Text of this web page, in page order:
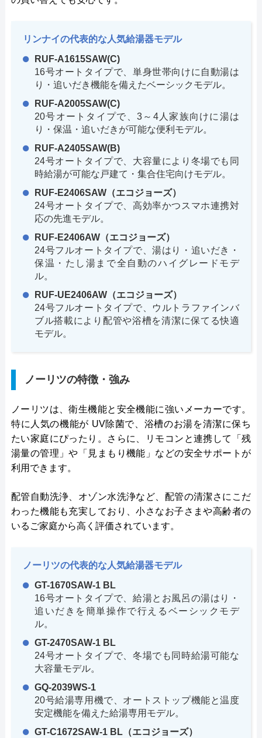
リンナイの代表的な人気給湯器モデル
RUF-A1615SAW(C)
16号オートタイプで、単身世帯向けに自動湯は
り・追いだき機能を備えたベーシックモデル。
RUF-A2005SAW(C)
20号オートタイプで、3～4人家族向けに湯は
り・保温・追いだきが可能な便利モデル。
RUF-A2405SAW(B)
24号オートタイプで、大容量により冬場でも同
時給湯が可能な戸建て・集合住宅向けモデル。
RUF-E2406SAW（エコジョーズ）
24号オートタイプで、高効率かつスマホ連携対
応の先進モデル。
RUF-E2406AW（エコジョーズ）
24号フルオートタイプで、湯はり・追いだき・
保温・たし湯まで全自動のハイグレードモデ
ル。
RUF-UE2406AW（エコジョーズ）
24号フルオートタイプで、ウルトラファインバ
ブル搭載により配管や浴槽を清潔に保てる快適
モデル。
ノーリツの特徴・強み
ノーリツは、衛生機能と安全機能に強いメーカーです。
特に人気の機能が UV除菌で、浴槽のお湯を清潔に保ち
たい家庭にぴったり。さらに、リモコンと連携して「残
湯量の管理」や「見まもり機能」などの安全サポートが
利用できます。
配管自動洗浄、オゾン水洗浄など、配管の清潔さにこだ
わった機能も充実しており、小さなお子さまや高齢者の
いるご家庭から高く評価されています。
ノーリツの代表的な人気給湯器モデル
GT-1670SAW-1 BL
16号オートタイプで、給湯とお風呂の湯はり・
追いだきを簡単操作で行えるベーシックモデ
ル。
GT-2470SAW-1 BL
24号オートタイプで、冬場でも同時給湯可能な
大容量モデル。
GQ-2039WS-1
20号給湯専用機で、オートストップ機能と温度
安定機能を備えた給湯専用モデル。
GT-C1672SAW-1 BL（エコジョーズ）